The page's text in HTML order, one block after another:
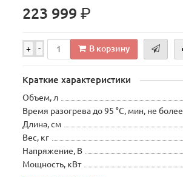
223 999р.
+ - В корзину
Краткие характеристики
Объем, л
Время разогрева до 95 °C, мин, не более
Длина, см
Вес, кг
Напряжение, В
Мощность, кВт